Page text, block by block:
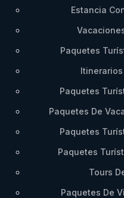
Estancia
Paquetes
Itinerarios
Paquetes
Paquetes De
Paquetes
Paquetes
Tours
Paquetes De